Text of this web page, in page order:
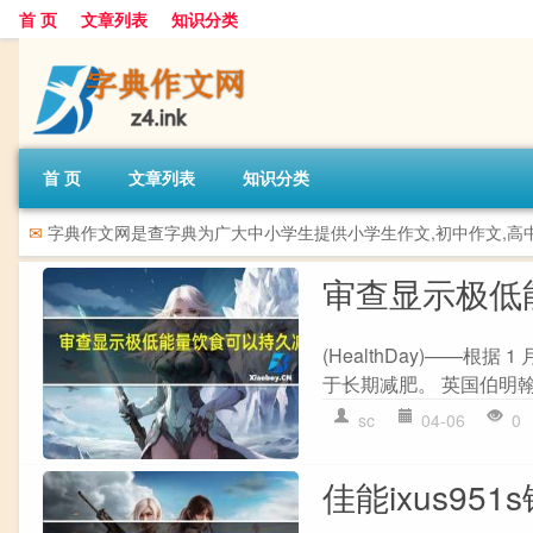
首 页 文章列表 知识分类
首 页 文章列表 知识分类
✉ 字典作文网是查字典为广大中小学生提供小学生作文,初中作文,
审查显示极
(HealthDay)——根据 1
于长期减肥。 英国伯明
sc 04-06 0
佳能